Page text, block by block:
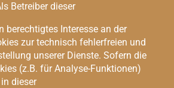
Betreiber dieser
berechtigtes Interesse an der
zur technisch fehlerfreien und
unserer Dienste. Sofern die
(z.B. für Analyse-Funktionen)
dieser